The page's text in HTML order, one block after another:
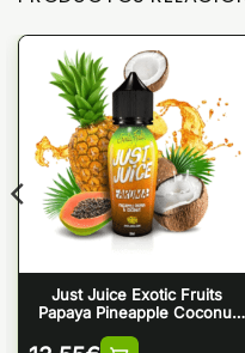
Just Juice Exotic Fruits
Papaya Pineapple Coconut